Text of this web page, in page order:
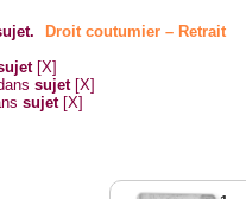
Droit coutumier – Retrait
[X]
sujet [X]
sujet [X]